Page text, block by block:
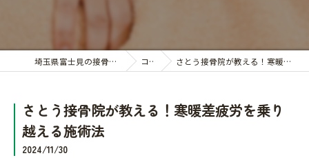
埼玉県富士見の接骨院ならさとう接骨院 コラム さとう接骨院が教える！寒暖差疲労を乗り越える施術法
さとう接骨院が教える！寒暖差疲労を乗り
越える施術法
2024/11/30